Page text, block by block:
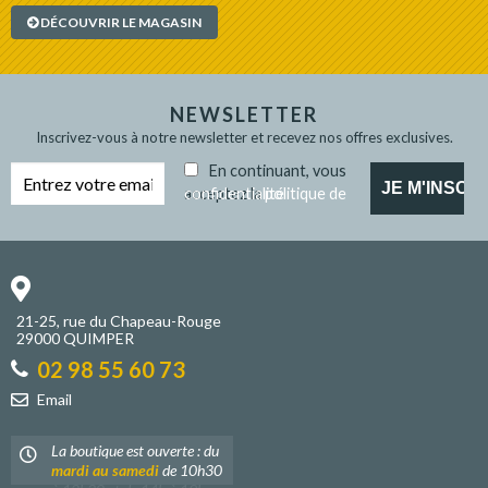
DÉCOUVRIR LE MAGASIN
NEWSLETTER
Inscrivez-vous à notre newsletter et recevez nos offres exclusives.
En continuant, vous
acceptez la
politique de confidentialité
21-25, rue du Chapeau-Rouge
29000 QUIMPER
02 98 55 60 73
Email
La boutique est ouverte : du
mardi au samedide 10h30